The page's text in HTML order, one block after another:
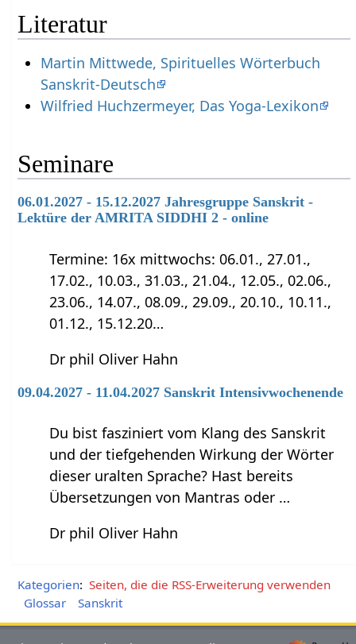
Literatur
Martin Mittwede, Spirituelles Wörterbuch
Sanskrit-Deutsch
Wilfried Huchzermeyer, Das Yoga-Lexikon
Seminare
06.01.2027 - 15.12.2027 Jahresgruppe Sanskrit -
Lektüre der AMRITA SIDDHI 2 - online
Termine: 16x mittwochs: 06.01., 27.01.,
17.02., 10.03., 31.03., 21.04., 12.05., 02.06.,
23.06., 14.07., 08.09., 29.09., 20.10., 10.11.,
01.12., 15.12.20…
Dr phil Oliver Hahn
09.04.2027 - 11.04.2027 Sanskrit Intensivwochenende
Du bist fasziniert vom Klang des Sanskrit
und der tiefgehenden Wirkung der Wörter
dieser uralten Sprache? Hast bereits
Übersetzungen von Mantras oder …
Dr phil Oliver Hahn
Kategorien: Seiten, die die RSS-Erweiterung verwenden
Glossar
Sanskrit